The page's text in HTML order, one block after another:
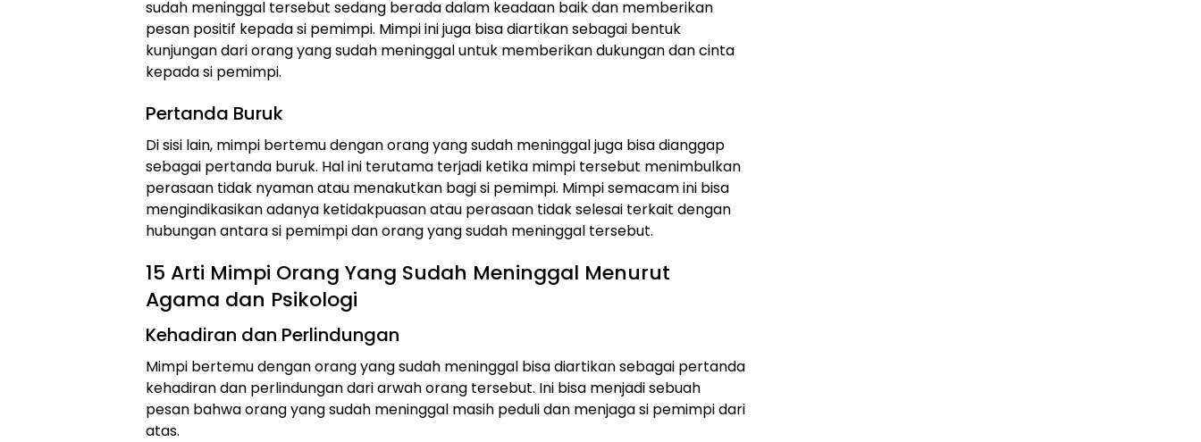
sudah meninggal tersebut sedang berada dalam keadaan baik dan memberikan
pesan positif kepada si pemimpi. Mimpi ini juga bisa diartikan sebagai bentuk
kunjungan dari orang yang sudah meninggal untuk memberikan dukungan dan cinta
kepada si pemimpi.
Pertanda Buruk
Di sisi lain, mimpi bertemu dengan orang yang sudah meninggal juga bisa dianggap
sebagai pertanda buruk. Hal ini terutama terjadi ketika mimpi tersebut menimbulkan
perasaan tidak nyaman atau menakutkan bagi si pemimpi. Mimpi semacam ini bisa
mengindikasikan adanya ketidakpuasan atau perasaan tidak selesai terkait dengan
hubungan antara si pemimpi dan orang yang sudah meninggal tersebut.
15 Arti Mimpi Orang Yang Sudah Meninggal Menurut
Agama dan Psikologi
Kehadiran dan Perlindungan
Mimpi bertemu dengan orang yang sudah meninggal bisa diartikan sebagai pertanda
kehadiran dan perlindungan dari arwah orang tersebut. Ini bisa menjadi sebuah
pesan bahwa orang yang sudah meninggal masih peduli dan menjaga si pemimpi dari
atas.